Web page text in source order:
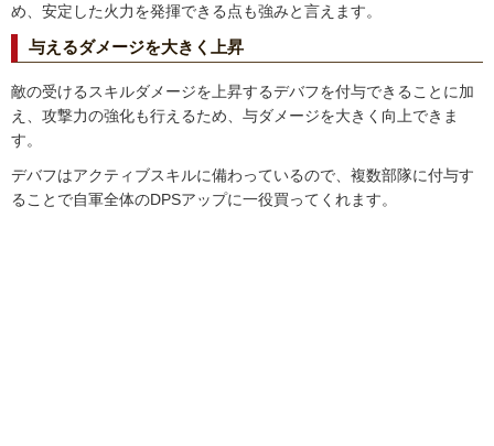
A 比較的おすすめ
B 最低限の仕事ができる
D 運用非推奨
環境 一言
め、安定した火力を発揮できる点も強みと言えます。
与えるダメージを大きく上昇
敵の受けるスキルダメージを上昇するデバフを付与できることに加
え、攻撃力の強化も行えるため、与ダメージを大きく向上できま
す。
デバフはアクティブスキルに備わっているので、複数部隊に付与す
ることで自軍全体のDPSアップに一役買ってくれます。